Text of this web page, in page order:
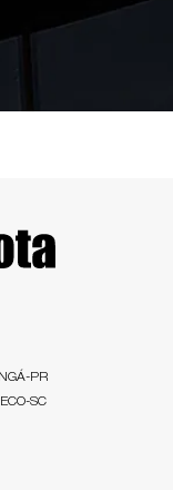
PR
SC